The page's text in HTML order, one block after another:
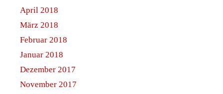
April 2018
März 2018
Februar 2018
Januar 2018
Dezember 2017
November 2017